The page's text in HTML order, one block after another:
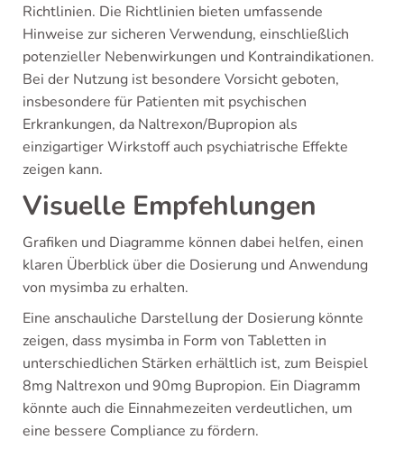
Richtlinien. Die Richtlinien bieten umfassende
Hinweise zur sicheren Verwendung, einschließlich
potenzieller Nebenwirkungen und Kontraindikationen.
Bei der Nutzung ist besondere Vorsicht geboten,
insbesondere für Patienten mit psychischen
Erkrankungen, da Naltrexon/Bupropion als
einzigartiger Wirkstoff auch psychiatrische Effekte
zeigen kann.
Visuelle Empfehlungen
Grafiken und Diagramme können dabei helfen, einen
klaren Überblick über die Dosierung und Anwendung
von mysimba zu erhalten.
Eine anschauliche Darstellung der Dosierung könnte
zeigen, dass mysimba in Form von Tabletten in
unterschiedlichen Stärken erhältlich ist, zum Beispiel
8mg Naltrexon und 90mg Bupropion. Ein Diagramm
könnte auch die Einnahmezeiten verdeutlichen, um
eine bessere Compliance zu fördern.